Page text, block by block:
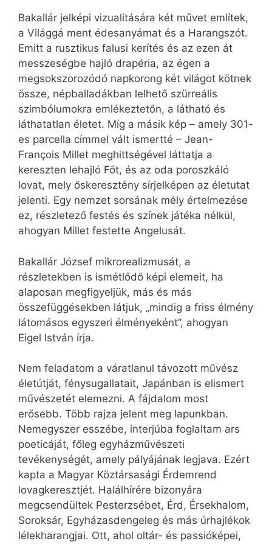
Bakallár jelképi vizualitására két művet említek,
a Világgá ment édesanyámat és a Harangszót.
Emitt a rusztikus falusi kerítés és az ezen át
messzeségbe hajló drapéria, az égen a
megsokszorozódó napkorong két világot kötnek
össze, népballadákban lelhető szürreális
szimbólumokra emlékeztetőn, a látható és
láthatatlan életet. Míg a másik kép – amely 301-
es parcella címmel vált ismertté – Jean-
François Millet meghittségével láttatja a
kereszten lehajló Főt, és az oda poroszkáló
lovat, mely őskeresztény sírjelképen az életutat
jelenti. Egy nemzet sorsának mély értelmezése
ez, részletező festés és színek játéka nélkül,
ahogyan Millet festette Angelusát.
Bakallár József mikrorealizmusát, a
részletekben is ismétlődő képi elemeit, ha
alaposan megfigyeljük, más és más
összefüggésekben látjuk, „mindig a friss élmény
látomásos egyszeri élményeként”, ahogyan
Eigel István írja.
Nem feladatom a váratlanul távozott művész
életútját, fénysugallatait, Japánban is elismert
művészetét elemezni. A fájdalom most
erősebb. Több rajza jelent meg lapunkban.
Nemegyszer esszébe, interjúba foglaltam ars
poeticáját, főleg egyházművészeti
tevékenységét, amely pályájának legjava. Ezért
kapta a Magyar Köztársasági Érdemrend
lovagkeresztjét. Halálhírére bizonyára
megcsendültek Pesterzsébet, Érd, Érsekhalom,
Soroksár, Egyházasdengeleg és más úrhajlékok
lélekharangjai. Ott, ahol oltár- és passióképei,